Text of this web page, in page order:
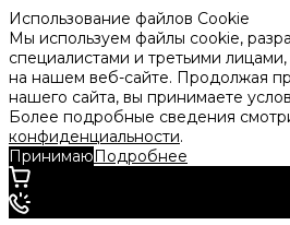
Использование файлов Cookie
Мы используем файлы cookie,
специалистами и третьими
на нашем веб-сайте. Продолжая
нашего сайта, вы принимаете
Более подробные сведения
конфиденциальности.
ПринимаюПодробнее